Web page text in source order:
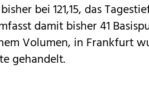
bei 121,15, das
damit bisher 41
Volumen, in Frankfurt
gehandelt.